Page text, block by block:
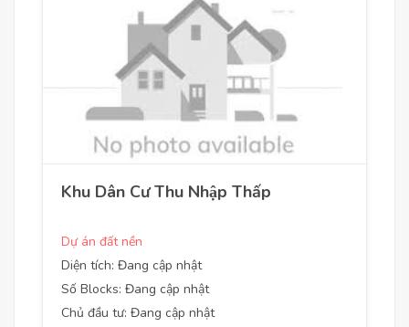
Khu Dân Cư Thu Nhập Thấp
Dự án đất nền
Diện tích: Đang cập nhật
Số Blocks: Đang cập nhật
Chủ đầu tư: Đang cập nhật